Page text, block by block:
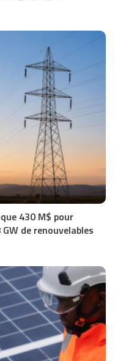
430 M$ pour
de renouvelables